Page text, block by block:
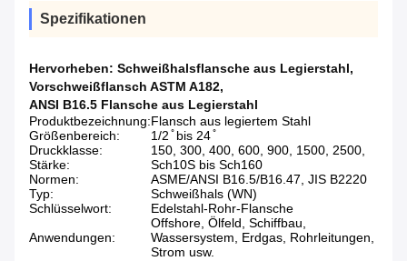
Spezifikationen
Hervorheben: Schweißhalsflansche aus Legierstahl,
Vorschweißflansch ASTM A182,
ANSI B16.5 Flansche aus Legierstahl
Produktbezeichnung:Flansch aus legiertem Stahl
Größenbereich:
1/2 ̊ bis 24 ̊
Druckklasse:
150, 300, 400, 600, 900, 1500, 2500,
Stärke:
Sch10S bis Sch160
Normen:
ASME/ANSI B16.5/B16.47, JIS B2220
Typ:
Schweißhals (WN)
Schlüsselwort:
Edelstahl-Rohr-Flansche
Anwendungen:
Offshore, Ölfeld, Schiffbau,
Wassersystem, Erdgas, Rohrleitungen,
Strom usw.